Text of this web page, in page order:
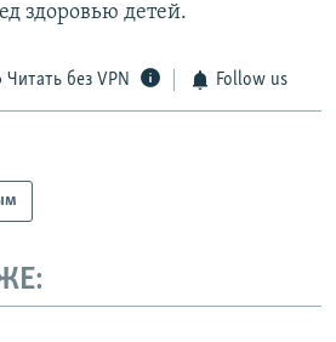
здоровью детей.
Читать без VPN Follow us